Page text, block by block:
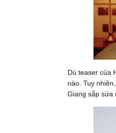
Dù teaser của
nào. Tuy
Giang sắp sửa